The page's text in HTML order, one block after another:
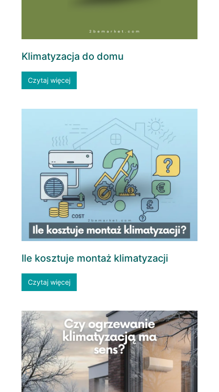
Klimatyzacja do domu
Czytaj więcej
Ile kosztuje montaż klimatyzacji
Czytaj więcej